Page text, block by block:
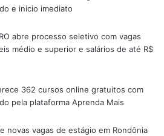
e início imediato
abre processo seletivo com vagas
médio e superior e salários de até R$
362 cursos online gratuitos com
pela plataforma Aprenda Mais
novas vagas de estágio em Rondônia